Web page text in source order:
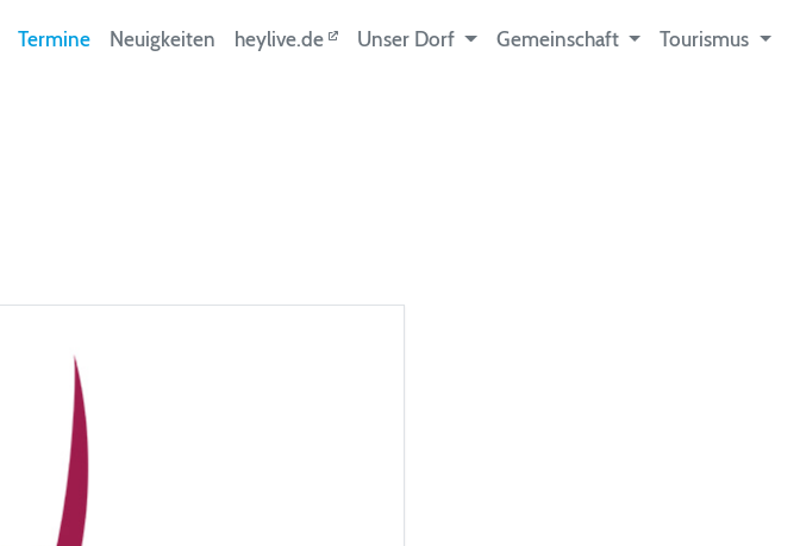
Termine Neuigkeiten heylive.de Unser Dorf Gemeinschaft Tourismus